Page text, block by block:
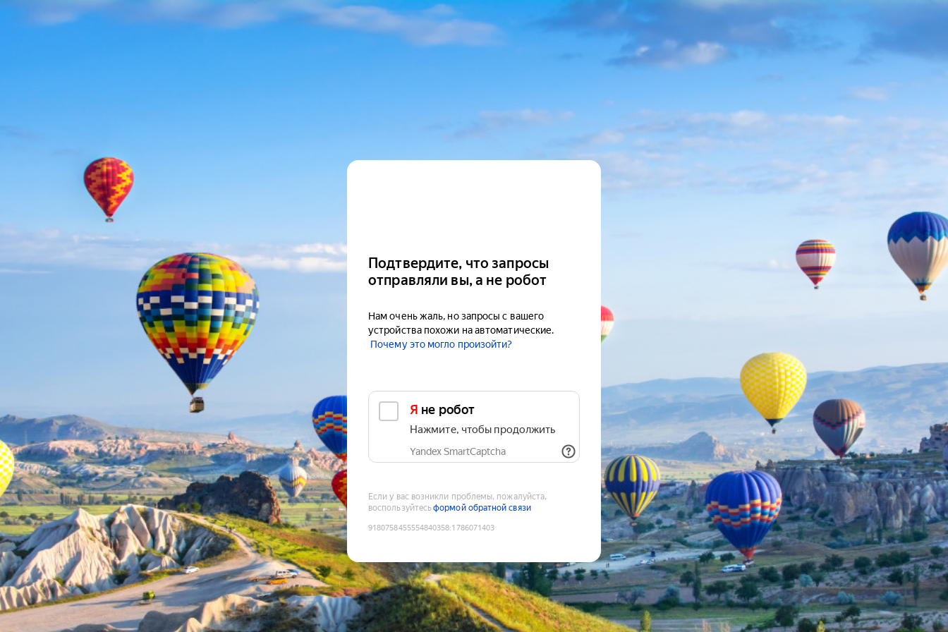
Подтвердите, что запросы
отправляли вы, а не робот
Нам очень жаль, но запросы с вашего
устройства похожи на автоматические.
Почему это могло произойти?
Я не робот
Нажмите, чтобы продолжить
Yandex SmartCaptcha
Если у вас возникли проблемы, пожалуйста,
воспользуйтесьформой обратной связи
9180758455554840358:1786071403